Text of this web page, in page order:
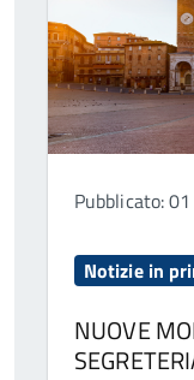
Pubblicato:
Notizie in
NUOVE